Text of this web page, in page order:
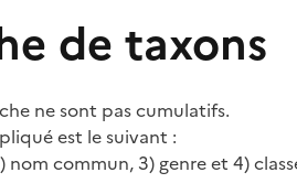
de taxons
ne sont pas cumulatifs.
est le suivant :
nom commun, 3) genre et 4)